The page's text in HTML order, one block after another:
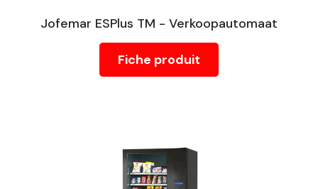
Jofemar ESPlus TM - Verkoopautomaat
Fiche produit